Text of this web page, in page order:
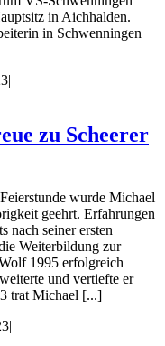
in Aichhalden.
in Schwenningen
|
zu Scheerer
wurde Michael
geehrt. Erfahrungen
nach seiner ersten
Weiterbildung zur
1995 erfolgreich
und vertiefte er
trat Michael [...]
|